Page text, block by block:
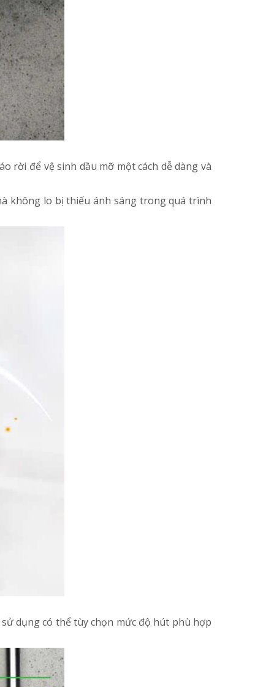
rời để vệ sinh dầu mỡ một cách dễ dàng và
không lo bị thiếu ánh sáng trong quá trình
dụng có thể tùy chọn mức độ hút phù hợp